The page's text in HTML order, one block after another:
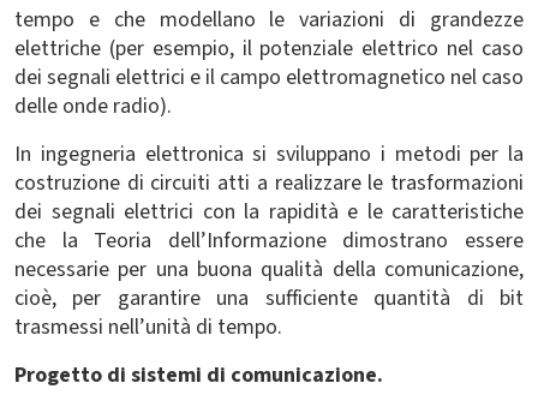
tempo e che modellano le variazioni di grandezze
elettriche (per esempio, il potenziale elettrico nel caso
dei segnali elettrici e il campo elettromagnetico nel caso
delle onde radio).
In ingegneria elettronica si sviluppano i metodi per la
costruzione di circuiti atti a realizzare le trasformazioni
dei segnali elettrici con la rapidità e le caratteristiche
che la Teoria dell’Informazione dimostrano essere
necessarie per una buona qualità della comunicazione,
cioè, per garantire una sufficiente quantità di bit
trasmessi nell’unità di tempo.
Progetto di sistemi di comunicazione.